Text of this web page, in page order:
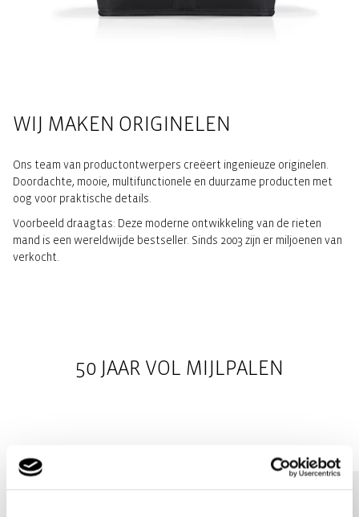
WIJ MAKEN ORIGINELEN
Ons team van productontwerpers creëert ingenieuze originelen.
Doordachte, mooie, multifunctionele en duurzame producten met
oog voor praktische details.
Voorbeeld draagtas: Deze moderne ontwikkeling van de rieten
mand is een wereldwijde bestseller. Sinds 2003 zijn er miljoenen van
verkocht.
50 JAAR VOL MIJLPALEN